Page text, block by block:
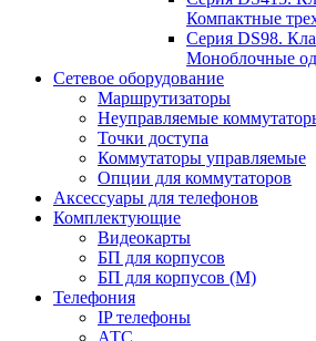
Компактные
Серия DS98.
Моноблочные
Сетевое оборудование
Маршрутизаторы
Неуправляемые
Точки доступа
Коммутаторы управляемые
Опции для коммутаторов
Аксессуары для телефонов
Комплектующие
Видеокарты
БП для корпусов
БП для корпусов (М)
Телефония
IP телефоны